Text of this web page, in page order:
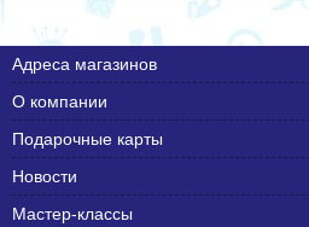
Адреса магазинов
О компании
Подарочные карты
Новости
Мастер-классы